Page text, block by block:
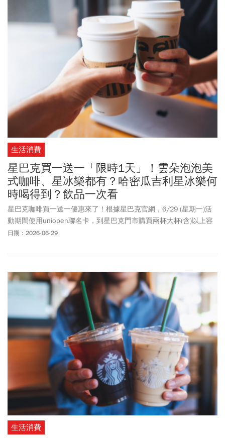
生活消費
星巴克買一送一「限時1天」！雲朵泡泡美
式咖啡、星冰樂都有？哈密瓜吉利星冰樂何
時喝得到？飲品一次看
星巴克咖啡買一送一優惠來了！根據星巴克官網，6/29 (星期一)活
動期間使用uniopen聯名卡，到星巴克門市購買兩杯大杯(含)以上容
量/冰熱/口味皆一致的飲料，其中一杯由星巴克招待。迎接炎炎夏
外，「哈密瓜吉利星冰樂」、「哈密瓜伯爵茶那堤」7/1登場。一起
日期：2026-06-29
生活消費